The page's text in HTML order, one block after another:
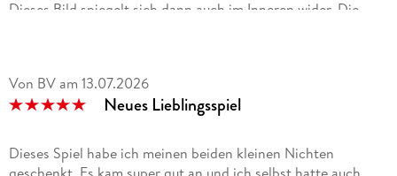
Dieses Bild spiegelt sich dann auch im Inneren wider. Die
über das Spielfeld, sodass man mit (Schaden-)Freude die
Wattwürmer wegschieben kann.
**Spielidee und Funfaktor**
Die Grundidee ist , wie der Name schon, sagt das Watt. Die
Von BV am 13.07.2026
Neues Lieblingsspiel
Dieses Spiel habe ich meinen beiden kleinen Nichten